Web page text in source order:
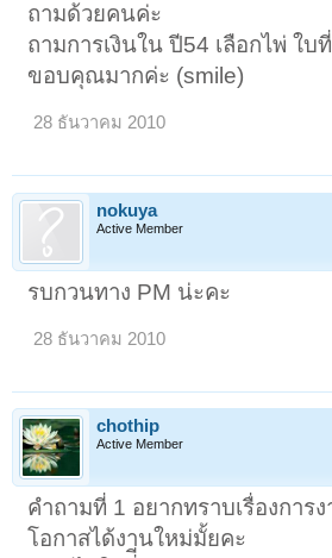
ถามด้วยคนค่ะ
ถามการเงินใน ปี54 เลือกไพ่ ใบ
ขอบคุณมากค่ะ (smile)
28 ธันวาคม 2010
nokuya
Active Member
รบกวนทาง PM น่ะคะ
28 ธันวาคม 2010
chothip
Active Member
คำถามที่ 1 อยากทราบเรื่องการ
โอกาสได้งานใหม่มั้ยคะ